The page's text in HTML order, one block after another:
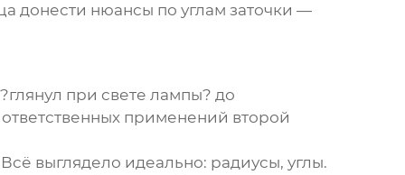
донести нюансы по углам заточки —
при свете лампы? до
применений второй
выглядело идеально: радиусы, углы.